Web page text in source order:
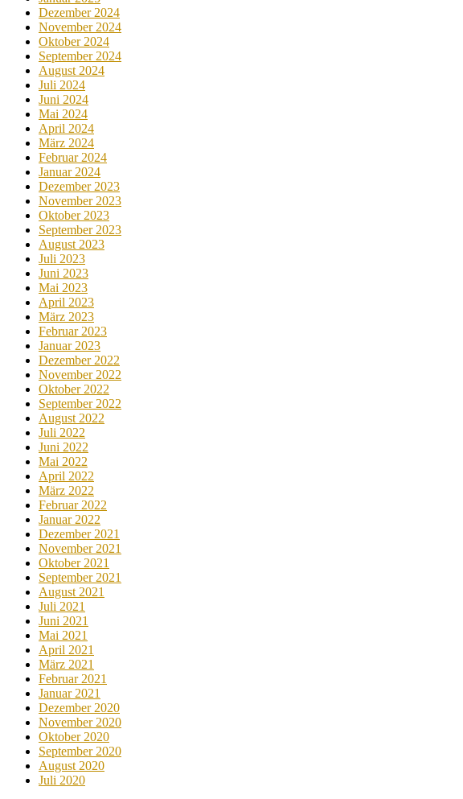
Dezember 2024
November 2024
Oktober 2024
September 2024
August 2024
Juli 2024
Juni 2024
Mai 2024
April 2024
März 2024
Februar 2024
Januar 2024
Dezember 2023
November 2023
Oktober 2023
September 2023
August 2023
Juli 2023
Juni 2023
Mai 2023
April 2023
März 2023
Februar 2023
Januar 2023
Dezember 2022
November 2022
Oktober 2022
September 2022
August 2022
Juli 2022
Juni 2022
Mai 2022
April 2022
März 2022
Februar 2022
Januar 2022
Dezember 2021
November 2021
Oktober 2021
September 2021
August 2021
Juli 2021
Juni 2021
Mai 2021
April 2021
März 2021
Februar 2021
Januar 2021
Dezember 2020
November 2020
Oktober 2020
September 2020
August 2020
Juli 2020